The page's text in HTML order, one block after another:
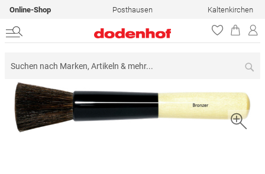
Online-Shop Posthausen Kaltenkirchen
Zum
Ende
der
Bildergalerie
springen